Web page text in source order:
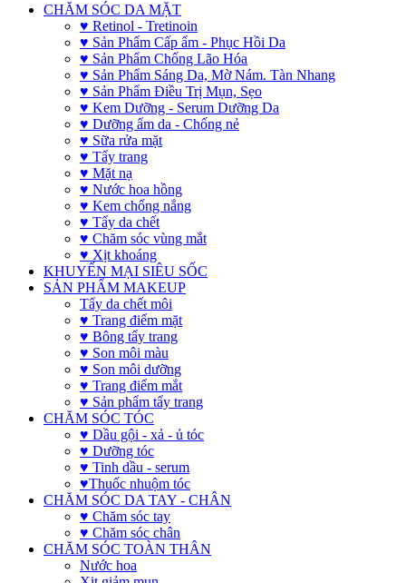
CHĂM SÓC DA MẶT
♥ Retinol - Tretinoin
♥ Sản Phẩm Cấp ẩm - Phục Hồi Da
♥ Sản Phẩm Chống Lão Hóa
♥ Sản Phẩm Sáng Da, Mờ Nám. Tàn Nhang
♥ Sản Phẩm Điều Trị Mụn, Sẹo
♥ Kem Dưỡng - Serum Dưỡng Da
♥ Dưỡng ẩm da - Chống nẻ
♥ Sữa rửa mặt
♥ Tẩy trang
♥ Mặt nạ
♥ Nước hoa hồng
♥ Kem chống nắng
♥ Tẩy da chết
♥ Chăm sóc vùng mắt
♥ Xịt khoáng
KHUYẾN MẠI SIÊU SỐC
SẢN PHẨM MAKEUP
Tẩy da chết môi
♥ Trang điểm mặt
♥ Bông tẩy trang
♥ Son môi màu
♥ Son môi dưỡng
♥ Trang điểm mắt
♥ Sản phẩm tẩy trang
CHĂM SÓC TÓC
♥ Dầu gội - xả - ủ tóc
♥ Dưỡng tóc
♥ Tinh dầu - serum
♥Thuốc nhuộm tóc
CHĂM SÓC DA TAY - CHÂN
♥ Chăm sóc tay
♥ Chăm sóc chân
CHĂM SÓC TOÀN THÂN
Nước hoa